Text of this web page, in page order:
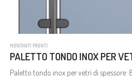
MONTANTI PRONTI
PALETTO TONDO INOX PER
Paletto tondo inox per vetri di spessore: